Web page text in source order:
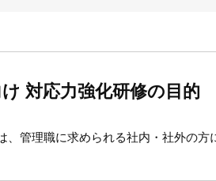
対応力強化研修の目的
、管理職に求められる社内・社外の方